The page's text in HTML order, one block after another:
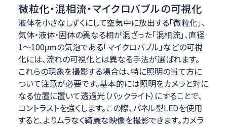
微粒化・混相流・マイクロバブルの可視化
液体を小さなしずくにして空気中に放出する「微粒化」、
気体・液体・固体の異なる相が混ざった「混相流」、直径
1～100μmの気泡である「マイクロバブル」などの可視
化には、流れの可視化とは異なる手法が選ばれます。
これらの現象を撮影する場合は、特に照明の当て方に
ついて注意が必要です。基本的には照明をカメラと対に
なる位置に置いて透過光（バックライト）にすることで、
コントラストを強くします。この際、パネル型LEDを使用
すると、よりムラなく綺麗な映像を撮影できます。カメラ